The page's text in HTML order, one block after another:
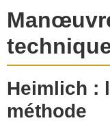
Heimlich :
méthode